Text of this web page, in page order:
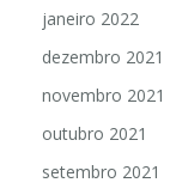
janeiro 2022
dezembro 2021
novembro 2021
outubro 2021
setembro 2021